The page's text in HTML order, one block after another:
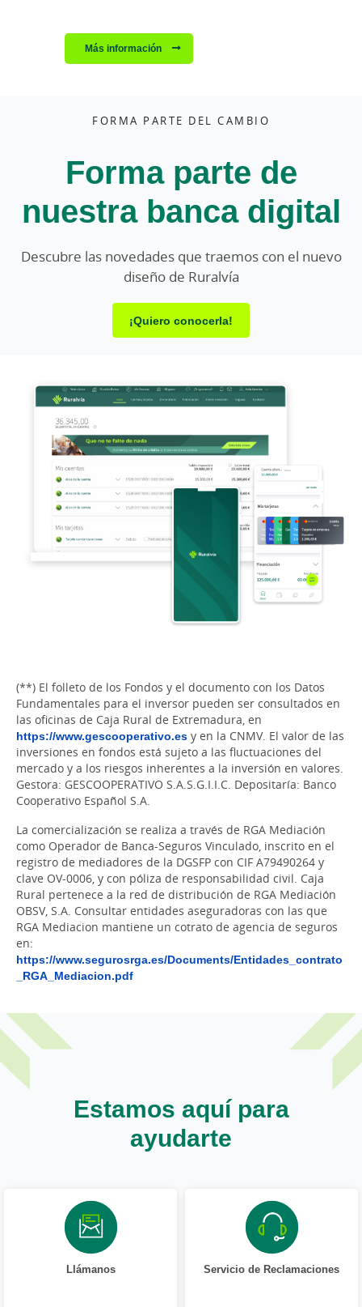
Más información
FORMA PARTE DEL CAMBIO
Forma parte de
nuestra banca digital
Descubre las novedades que traemos con el nuevo
diseño de Ruralvía
¡Quiero conocerla!
(**) El folleto de los Fondos y el documento con los Datos
Fundamentales para el inversor pueden ser consultados en
las oficinas de Caja Rural de Extremadura, en
https://www.gescooperativo.es y en la CNMV. El valor de las
inversiones en fondos está sujeto a las fluctuaciones del
mercado y a los riesgos inherentes a la inversión en valores.
Gestora: GESCOOPERATIVO S.A.S.G.I.I.C. Depositaría: Banco
Cooperativo Español S.A.
La comercialización se realiza a través de RGA Mediación
como Operador de Banca-Seguros Vinculado, inscrito en el
registro de mediadores de la DGSFP con CIF A79490264 y
clave OV-0006, y con póliza de responsabilidad civil. Caja
Rural pertenece a la red de distribución de RGA Mediación
OBSV, S.A. Consultar entidades aseguradoras con las que
RGA Mediacion mantiene un cotrato de agencia de seguros
en:
https://www.segurosrga.es/Documents/Entidades_contrato
_RGA_Mediacion.pdf
Estamos aquí para
ayudarte
Llámanos Servicio de Reclamaciones